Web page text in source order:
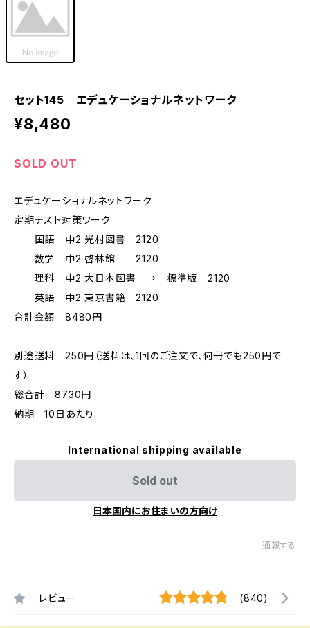
セット145 エデュケーショナルネットワーク
¥8,480
SOLD OUT
エデュケーショナルネットワーク
定期テスト対策ワーク
国語 中2 光村図書 2120
数学 中2 啓林館 2120
理科 中2 大日本図書 → 標準版 2120
英語 中2 東京書籍 2120
合計金額 8480円
別途送料 250円（送料は、1回のご注文で、何冊でも250円で
す）
総合計 8730円
納期 10日あたり
International shipping available
Sold out
日本国内にお住まいの方向け
通報する
レビュー (840)